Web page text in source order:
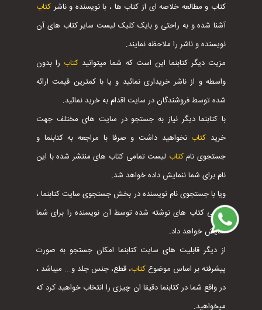
کتاب و مطالعه خلاصه ای از کتاب ها ، با نویسنده و ناشر کتاب
آشنا شده و به راحتی و بایک کلیک لیست سایر کتاب های آن
نویسنده و ناشر را ملاحظه نمایند.
مزیت دیگر کتابنما این است که شما میتوانید کتاب را بدون
واسطه و از ناشر خریداری نمائید و یا با کمترین قیمت ارائه
شده توسط فروشندگان در سایت اقدام به خرید نمائید.
با کتابنما دیگر نیاز به جستجو در سایت های مختلف جهت
خرید کتابنخواهید داشت و صرفا با مراجعه به کتابنما و
جستجوی نامکتاب لیست تمامی کتاب های منتشر شده با این
نام برای شما ننمایش داده خواهد شد.
ویا با جستجوی نام نویسنده در بخش جستجوی سایت کتابنما ،
تمامی کتاب های نوشته شده توسط آن نویسنده را برای شما
نمایش خواهد داد.
از دیگر قابلیت های سایت کتابنما امکان جستجو به صورت
پیشرفته بر اساس موضوع کتاب، قطع، جنس جلد و... میباشد ،
در واقع شما در کتابنما دقیقا ان چیزی را انتخاب خواهید کرد که
میخواهید.